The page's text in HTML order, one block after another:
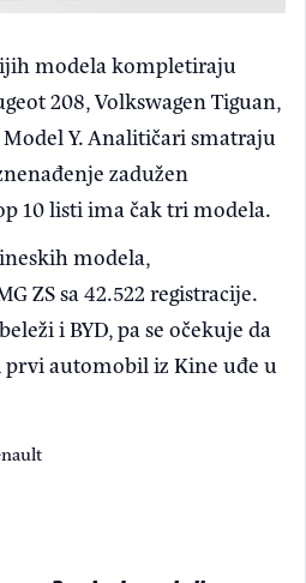
modela kompletiraju
208, Volkswagen Tiguan,
Model Y. Analitičari smatraju
zadužen
10 listi ima čak tri modela.
modela,
ZS sa 42.522 registracije.
i BYD, pa se očekuje da
automobil iz Kine uđe u